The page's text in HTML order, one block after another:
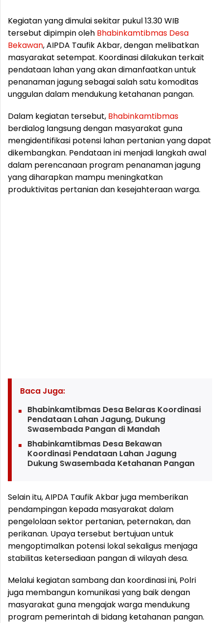
Kegiatan yang dimulai sekitar pukul 13.30 WIB
tersebut dipimpin oleh Bhabinkamtibmas Desa
Bekawan, AIPDA Taufik Akbar, dengan melibatkan
masyarakat setempat. Koordinasi dilakukan terkait
pendataan lahan yang akan dimanfaatkan untuk
penanaman jagung sebagai salah satu komoditas
unggulan dalam mendukung ketahanan pangan.
Dalam kegiatan tersebut, Bhabinkamtibmas
berdialog langsung dengan masyarakat guna
mengidentifikasi potensi lahan pertanian yang dapat
dikembangkan. Pendataan ini menjadi langkah awal
dalam perencanaan program penanaman jagung
yang diharapkan mampu meningkatkan
produktivitas pertanian dan kesejahteraan warga.
Baca Juga:
Bhabinkamtibmas Desa Belaras Koordinasi
Pendataan Lahan Jagung, Dukung
Swasembada Pangan di Mandah
Bhabinkamtibmas Desa Bekawan
Koordinasi Pendataan Lahan Jagung
Dukung Swasembada Ketahanan Pangan
Selain itu, AIPDA Taufik Akbar juga memberikan
pendampingan kepada masyarakat dalam
pengelolaan sektor pertanian, peternakan, dan
perikanan. Upaya tersebut bertujuan untuk
mengoptimalkan potensi lokal sekaligus menjaga
stabilitas ketersediaan pangan di wilayah desa.
Melalui kegiatan sambang dan koordinasi ini, Polri
juga membangun komunikasi yang baik dengan
masyarakat guna mengajak warga mendukung
program pemerintah di bidang ketahanan pangan.